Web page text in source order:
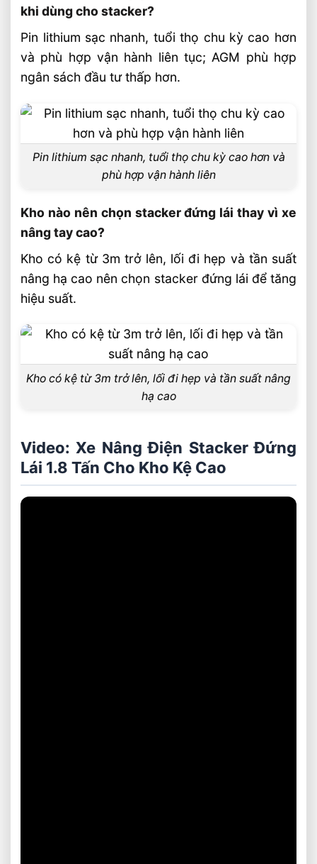
khi dùng cho stacker?
Pin lithium sạc nhanh, tuổi thọ chu kỳ cao hơn
và phù hợp vận hành liên tục; AGM phù hợp
ngân sách đầu tư thấp hơn.
Pin lithium sạc nhanh, tuổi thọ chu kỳ cao hơn và
phù hợp vận hành liên
Kho nào nên chọn stacker đứng lái thay vì xe
nâng tay cao?
Kho có kệ từ 3m trở lên, lối đi hẹp và tần suất
nâng hạ cao nên chọn stacker đứng lái để tăng
hiệu suất.
Kho có kệ từ 3m trở lên, lối đi hẹp và tần suất nâng
hạ cao
Video: Xe Nâng Điện Stacker Đứng
Lái 1.8 Tấn Cho Kho Kệ Cao